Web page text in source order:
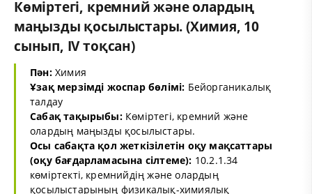
Көміртегі, кремний және олардың
маңызды қосылыстары. (Химия, 10
сынып, IV тоқсан)
Пән:Химия
Ұзақ мерзімді жоспар бөлімі: Бейорганикалық
талдау
Сабақ тақырыбы:Көміртегі, кремний және
олардың маңызды қосылыстары.
Осы сабақта қол жеткізілетін оқу мақсаттары
(оқу бағдарламасына сілтеме): 10.2.1.34
көміртекті, кремнийдің және олардың
қосылыстарының физикалық-химиялық